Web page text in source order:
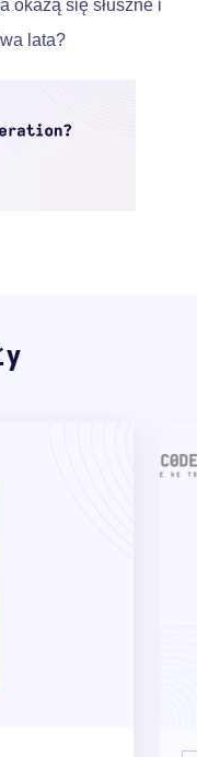
okażą się słuszne i
lata?